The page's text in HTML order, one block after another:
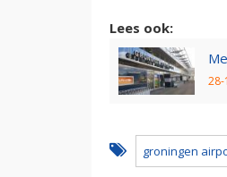
Lees ook:
28-
groningen